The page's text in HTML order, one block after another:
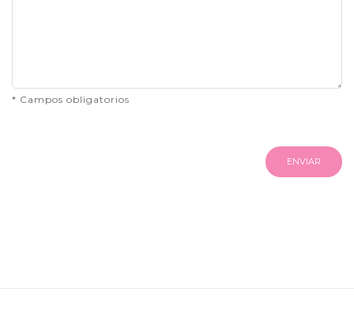
* Campos obligatorios